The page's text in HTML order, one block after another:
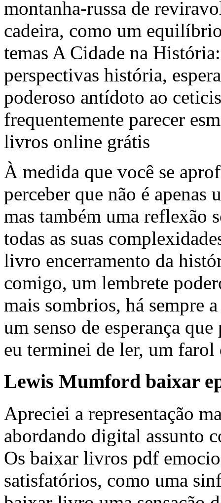
montanha-russa de
cadeira, como um
temas A Cidade na
perspectivas história,
poderoso antídoto ao
frequentemente parecer
livros online grátis
À medida que você se
perceber que não é
mas também uma reflexão
todas as suas
livro encerramento da
comigo, um lembrete
mais sombrios, há sempre
um senso de esperança
eu terminei de ler, um
Lewis Mumford baixar
Apreciei a representação
abordando digital assunto
Os baixar livros pdf
satisfatórios, como uma